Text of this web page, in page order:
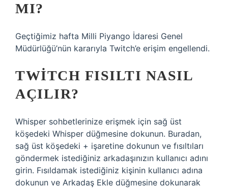
MI?
Geçtiğimiz hafta Milli Piyango İdaresi Genel
Müdürlüğü’nün kararıyla Twitch’e erişim engellendi.
TWITCH FISILTI NASIL
AÇILIR?
Whisper sohbetlerinize erişmek için sağ üst
köşedeki Whisper düğmesine dokunun. Buradan,
sağ üst köşedeki + işaretine dokunun ve fısıltıları
göndermek istediğiniz arkadaşınızın kullanıcı adını
girin. Fısıldamak istediğiniz kişinin kullanıcı adına
dokunun ve Arkadaş Ekle düğmesine dokunarak